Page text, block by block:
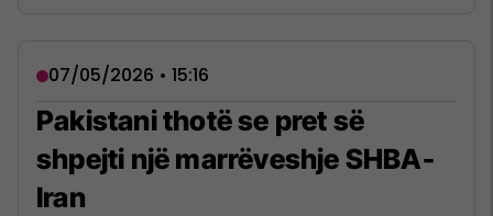
07/05/2026 • 15:16
Pakistani thotë se pret së
shpejti një marrëveshje SHBA-
Iran